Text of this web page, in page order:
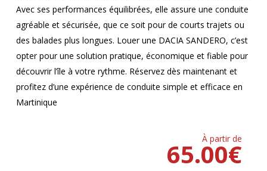
Avec ses performances équilibrées, elle assure une conduite
agréable et sécurisée, que ce soit pour de courts trajets ou
des balades plus longues. Louer une DACIA SANDERO, c’est
opter pour une solution pratique, économique et fiable pour
découvrir l’île à votre rythme. Réservez dès maintenant et
profitez d’une expérience de conduite simple et efficace en
Martinique
À partir de
€
65.00